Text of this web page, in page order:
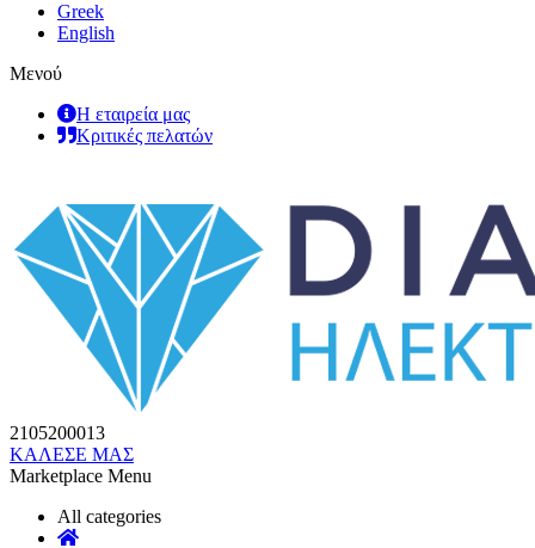
Greek
English
Μενού
Η εταιρεία μας
Κριτικές πελατών
2105200013
ΚΑΛΕΣΕ ΜΑΣ
Marketplace Menu
All categories